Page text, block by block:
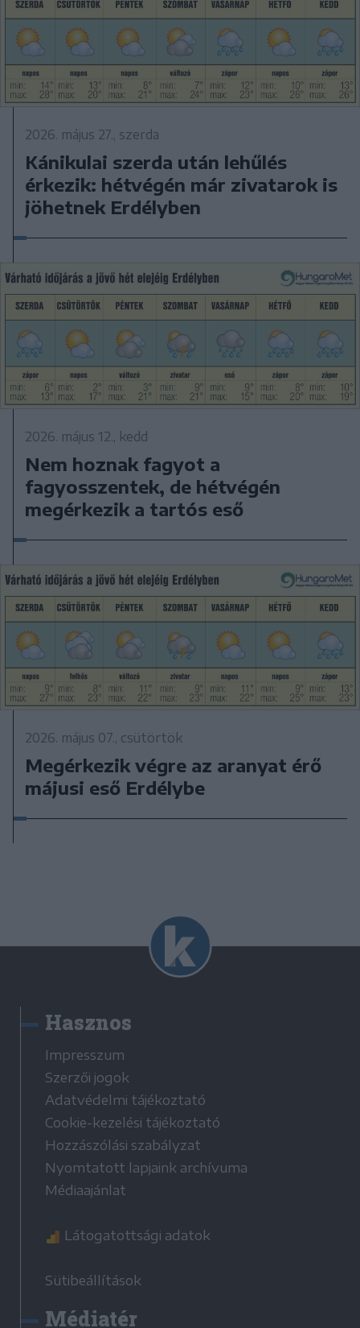
2026. május 27., szerda
Kánikulai szerda után lehűlés
érkezik: hétvégén már zivatarok is
jöhetnek Erdélyben
2026. május 12., kedd
Nem hoznak fagyot a
fagyosszentek, de hétvégén
megérkezik a tartós eső
2026. május 07., csütörtök
Megérkezik végre az aranyat érő
májusi eső Erdélybe
Hasznos
Impresszum
Szerzői jogok
Adatvédelmi tájékoztató
Cookie-kezelési tájékoztató
Hozzászólási szabályzat
Nyomtatott lapjaink archívuma
Médiaajánlat
Látogatottsági adatok
Sütibeállítások
Médiatér